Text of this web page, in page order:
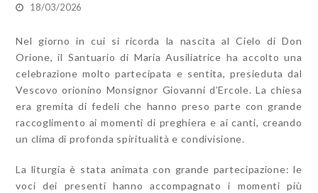
18/03/2026
Nel giorno in cui si ricorda la nascita al Cielo di Don
Orione, il Santuario di Maria Ausiliatrice ha accolto una
celebrazione molto partecipata e sentita, presieduta dal
Vescovo orionino Monsignor Giovanni d’Ercole. La chiesa
era gremita di fedeli che hanno preso parte con grande
raccoglimento ai momenti di preghiera e ai canti, creando
un clima di profonda spiritualità e condivisione.
La liturgia è stata animata con grande partecipazione: le
voci dei presenti hanno accompagnato i momenti più